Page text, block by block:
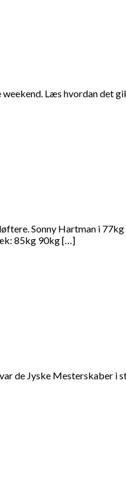
Læs hvordan det
Sonny Hartman i
85kg 90kg […]
de Jyske Mesterskaber i